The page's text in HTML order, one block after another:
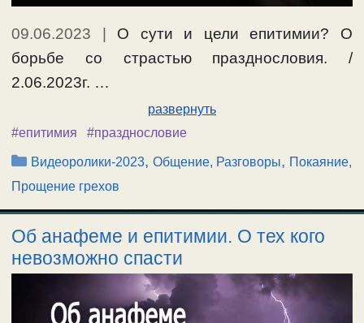
09.06.2023 | О сути и цели епитимии? О
борьбе со страстью празднословия. /
2.06.2023г. …
развернуть
#епитимия
#празднословие
Рубрики
Видеоролики-2023,Общение, Разговоры, Покаяние,
Прощение грехов
Об анафеме и епитимии. О тех кого
невозможно спасти